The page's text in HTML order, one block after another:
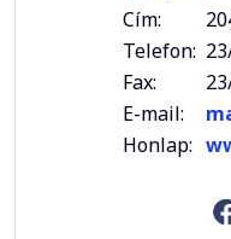
Cím:
Telefon:
Fax:
E-mail:
Honlap: